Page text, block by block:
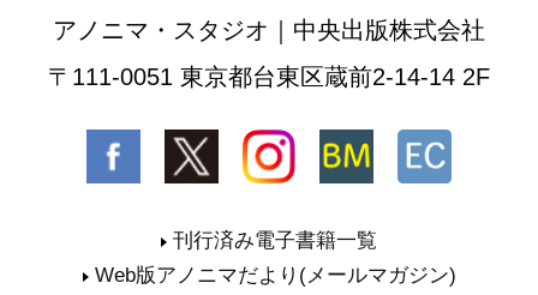
アノニマ・スタジオ｜中央出版株式会社
〒111-0051 東京都台東区蔵前2-14-14 2F
刊行済み電子書籍一覧
Web版アノニマだより(メールマガジン)